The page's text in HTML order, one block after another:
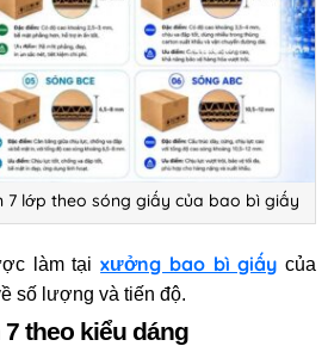
7 lớp theo sóng giấy của bao bì giấy
làm tạixưởng bao bì giấy của
số lượng và tiến độ.
theo kiểu dáng